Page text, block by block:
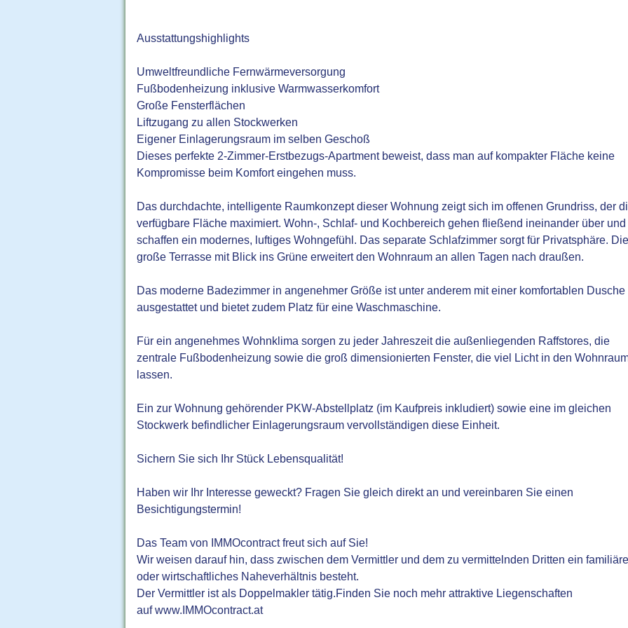
Ausstattungshighlights
Umweltfreundliche Fernwärmeversorgung
Fußbodenheizung inklusive Warmwasserkomfort
Große Fensterflächen
Liftzugang zu allen Stockwerken
Eigener Einlagerungsraum im selben Geschoß
Dieses perfekte 2-Zimmer-Erstbezugs-Apartment beweist, dass man auf kompakter Fläche keine
Kompromisse beim Komfort eingehen muss.
Das durchdachte, intelligente Raumkonzept dieser Wohnung zeigt sich im offenen Grundriss, der
verfügbare Fläche maximiert. Wohn-, Schlaf- und Kochbereich gehen fließend ineinander über und
schaffen ein modernes, luftiges Wohngefühl. Das separate Schlafzimmer sorgt für Privatsphäre.
große Terrasse mit Blick ins Grüne erweitert den Wohnraum an allen Tagen nach draußen.
Das moderne Badezimmer in angenehmer Größe ist unter anderem mit einer komfortablen Dusche
ausgestattet und bietet zudem Platz für eine Waschmaschine.
Für ein angenehmes Wohnklima sorgen zu jeder Jahreszeit die außenliegenden Raffstores, die
zentrale Fußbodenheizung sowie die groß dimensionierten Fenster, die viel Licht in den
lassen.
Ein zur Wohnung gehörender PKW-Abstellplatz (im Kaufpreis inkludiert) sowie eine im gleichen
Stockwerk befindlicher Einlagerungsraum vervollständigen diese Einheit.
Sichern Sie sich Ihr Stück Lebensqualität!
Haben wir Ihr Interesse geweckt? Fragen Sie gleich direkt an und vereinbaren Sie einen
Besichtigungstermin!
Das Team von IMMOcontract freut sich auf Sie!
Wir weisen darauf hin, dass zwischen dem Vermittler und dem zu vermittelnden Dritten ein
oder wirtschaftliches Naheverhältnis besteht.
Der Vermittler ist als Doppelmakler tätig.Finden Sie noch mehr attraktive Liegenschaften
auf www.IMMOcontract.at